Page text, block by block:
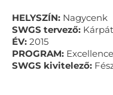
HELYSZÍN: Nagycenk
SWGS tervező:
ÉV: 2015
PROGRAM:
SWGS kivitelező: